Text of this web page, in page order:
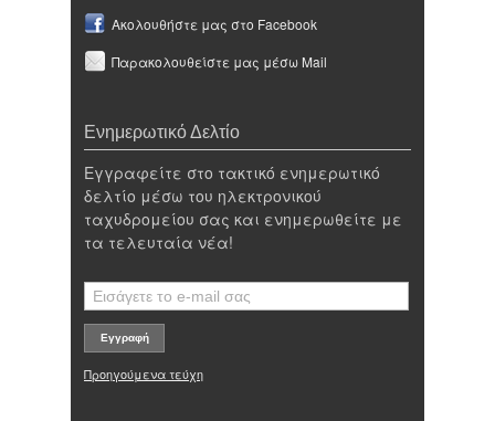
Ακολουθήστε μας στο Facebook
Παρακολουθείστε μας μέσω Mail
Ενημερωτικό Δελτίο
Εγγραφείτε στο τακτικό ενημερωτικό
δελτίο μέσω του ηλεκτρονικού
ταχυδρομείου σας και ενημερωθείτε με
τα τελευταία νέα!
Προηγούμενα τεύχη